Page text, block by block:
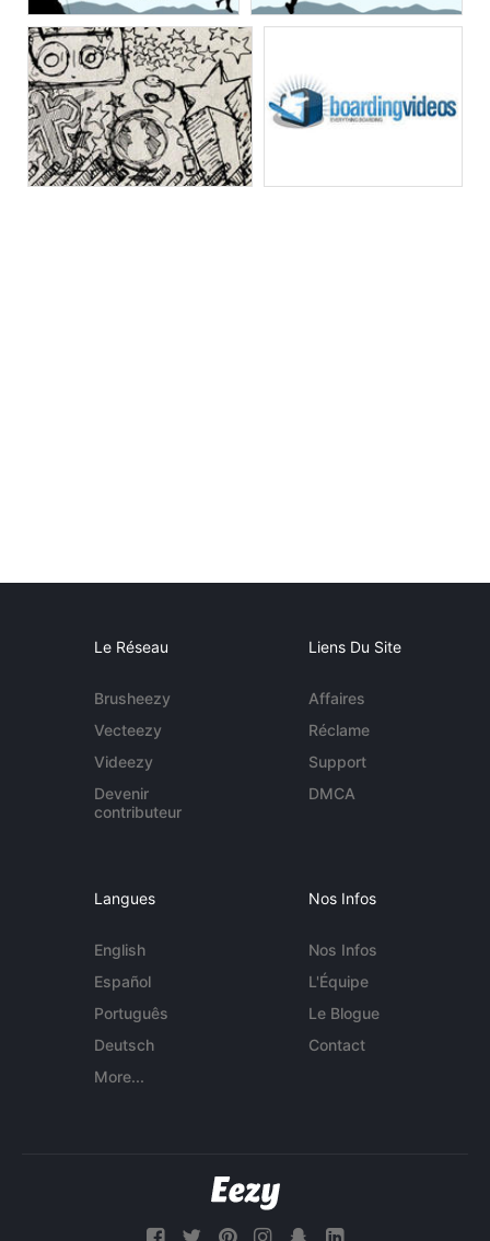
Le Réseau
Brusheezy
Vecteezy
Videezy
Devenir
contributeur
Liens Du Site
Affaires
Réclame
Support
DMCA
Langues
English
Español
Português
Deutsch
More...
Nos Infos
Nos Infos
L'Équipe
Le Blogue
Contact